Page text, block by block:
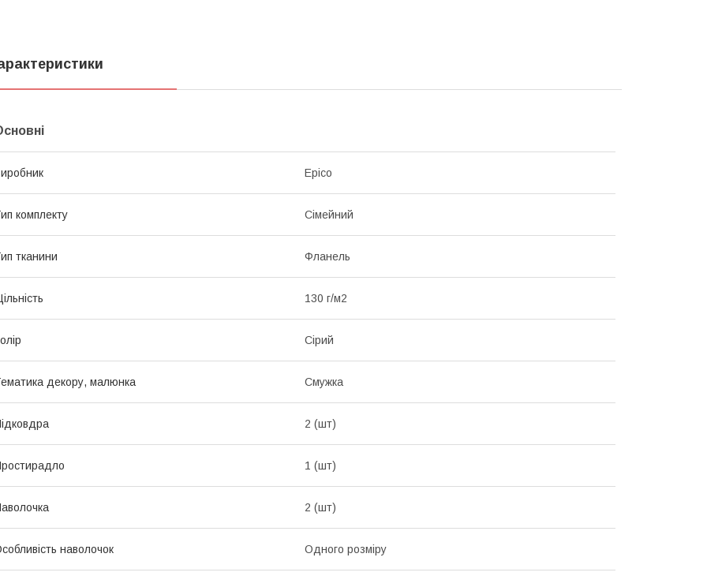
Epico
комплекту Сімейний
тканини Фланель
130 г/м2
Сірий
декору, малюнка Смужка
2 (шт)
1 (шт)
2 (шт)
наволочок Одного розміру